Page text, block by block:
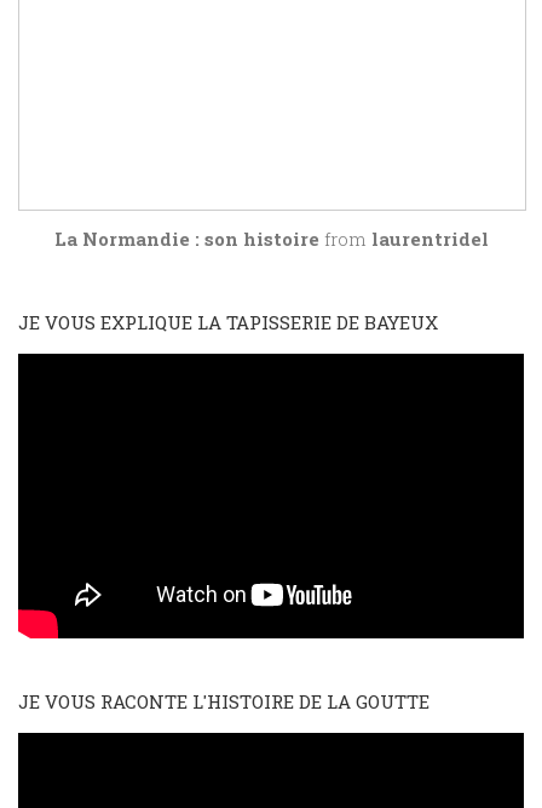
La Normandie : son histoire from laurentridel
JE VOUS EXPLIQUE LA TAPISSERIE DE BAYEUX
JE VOUS RACONTE L'HISTOIRE DE LA GOUTTE